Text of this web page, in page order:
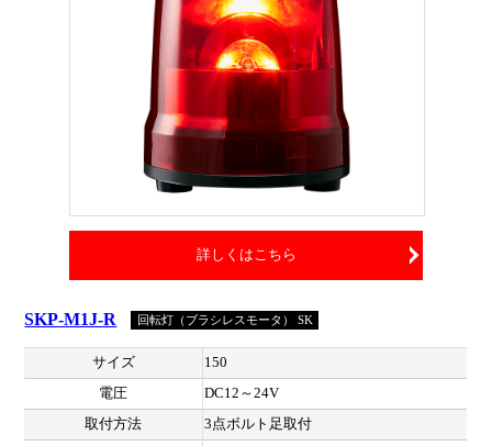
詳しくはこちら
SKP-M1J-R 回転灯（ブラシレスモータ） SK
サイズ
150
電圧
DC12～24V
取付方法
3点ボルト足取付